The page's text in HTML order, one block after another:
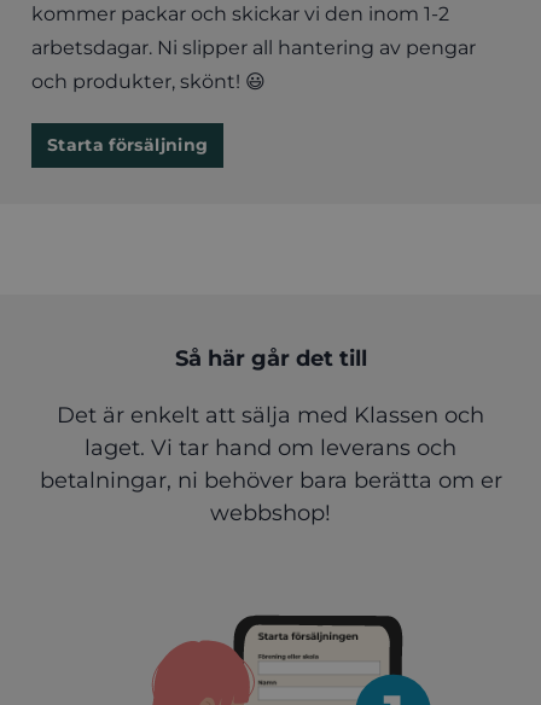
kommer packar och skickar vi den inom 1-2
arbetsdagar. Ni slipper all hantering av pengar
och produkter, skönt! 😃
Starta försäljning
Så här går det till
Det är enkelt att sälja med Klassen och
laget. Vi tar hand om leverans och
betalningar, ni behöver bara berätta om er
webbshop!